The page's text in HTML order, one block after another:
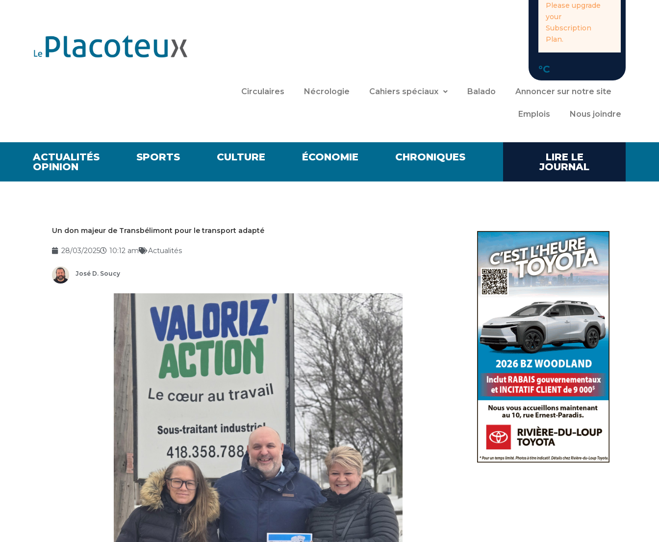
Please upgrade
your
Subscription
Plan.
°C
Circulaires Nécrologie Cahiers spéciaux Balado Annoncer sur notre site
Emplois Nous joindre
ACTUALITÉS SPORTS CULTURE ÉCONOMIE
CHRONIQUES
OPINION
LIRE LE
JOURNAL
Un don majeur de Transbélimont pour le transport adapté
28/03/2025 10:12 am Actualités
José D. Soucy